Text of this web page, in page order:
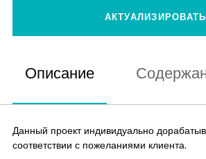
АКТУАЛИЗИРОВАТЬ
Описание
Данный проект индивидуально
соответствии с пожеланиями клиента.